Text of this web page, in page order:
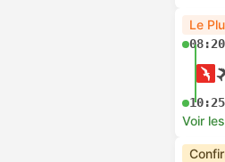
Le
08:20
10:25
Voir